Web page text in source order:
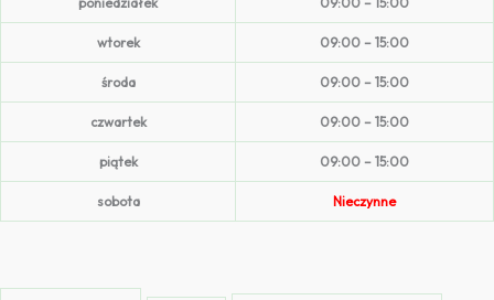
wtorek 09:00 – 15:00
środa 09:00 – 15:00
czwartek 09:00 – 15:00
piątek 09:00 – 15:00
sobota Nieczynne